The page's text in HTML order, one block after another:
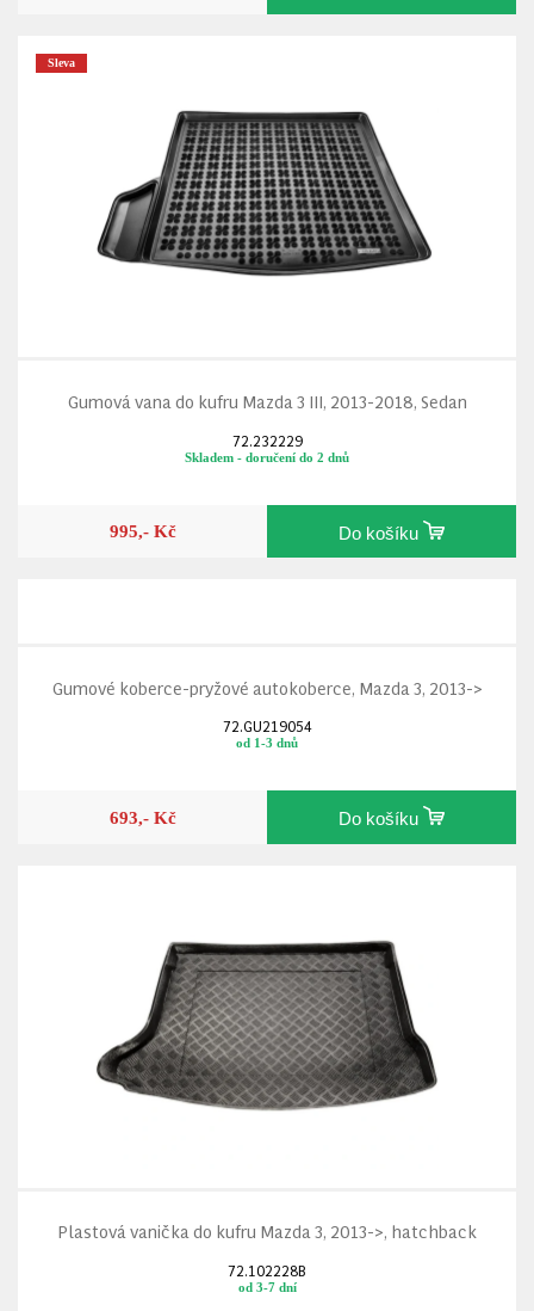
Sleva
Gumová vana do kufru Mazda 3 III, 2013-2018, Sedan
72.232229
Skladem - doručení do 2 dnů
995,- Kč Do košíku
Gumové koberce-pryžové autokoberce, Mazda 3, 2013->
72.GU219054
od 1-3 dnů
693,- Kč Do košíku
Plastová vanička do kufru Mazda 3, 2013->, hatchback
72.102228B
od 3-7 dní